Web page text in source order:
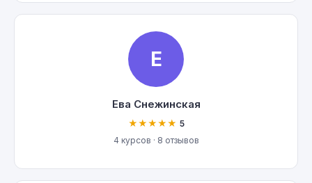
Е
Ева Снежинская
★★★★★ 5
4 курсов · 8 отзывов